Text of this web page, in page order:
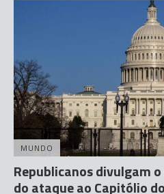
MUNDO
Republicanos divulgam
do ataque ao Capitólio